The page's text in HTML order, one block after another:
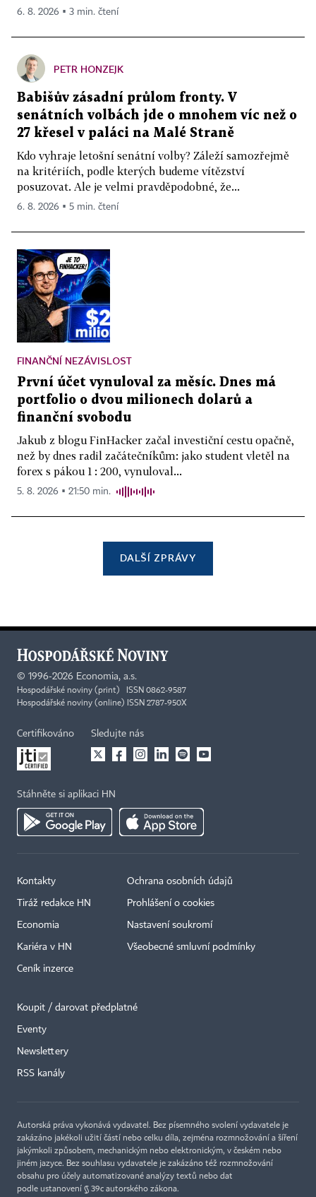
6. 8. 2026 ▪ 3 min. čtení
PETR HONZEJK
Babišův zásadní průlom fronty. V
senátních volbách jde o mnohem víc než o
27 křesel v paláci na Malé Straně
Kdo vyhraje letošní senátní volby? Záleží samozřejmě
na kritériích, podle kterých budeme vítězství
posuzovat. Ale je velmi pravděpodobné, že...
6. 8. 2026 ▪ 5 min. čtení
FINANČNÍ NEZÁVISLOST
První účet vynuloval za měsíc. Dnes má
portfolio o dvou milionech dolarů a
finanční svobodu
Jakub z blogu FinHacker začal investiční cestu opačně,
než by dnes radil začátečníkům: jako student vletěl na
forex s pákou 1 : 200, vynuloval...
5. 8. 2026 ▪ 21:50 min.
DALŠÍ ZPRÁVY
© 1996-2026 Economia, a.s.
Hospodářské noviny (print) ISSN 0862-9587
Hospodářské noviny (online) ISSN 2787-950X
Certifikováno Sledujte nás
Stáhněte si aplikaci HN
Kontakty
Tiráž redakce HN
Economia
Kariéra v HN
Ceník inzerce
Ochrana osobních údajů
Prohlášení o cookies
Nastavení soukromí
Všeobecné smluvní podmínky
Koupit / darovat předplatné
Eventy
Newslettery
RSS kanály
Autorská práva vykonává vydavatel. Bez písemného svolení vydavatele je
zakázáno jakékoli užití částí nebo celku díla, zejména rozmnožování a šíření
jakýmkoli způsobem, mechanickým nebo elektronickým, v českém nebo
jiném jazyce. Bez souhlasu vydavatele je zakázáno též rozmnožování
obsahu pro účely automatizované analýzy textů nebo dat
podle ustanovení § 39c autorského zákona.